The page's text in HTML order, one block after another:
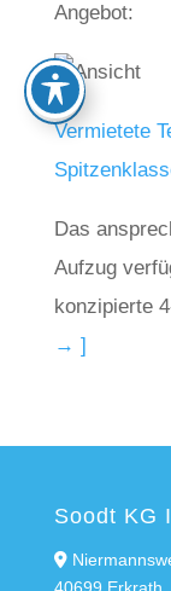
Angebot:
Vermietete
Das
Aufzug
konzipierte
→ ]
Soodt KG